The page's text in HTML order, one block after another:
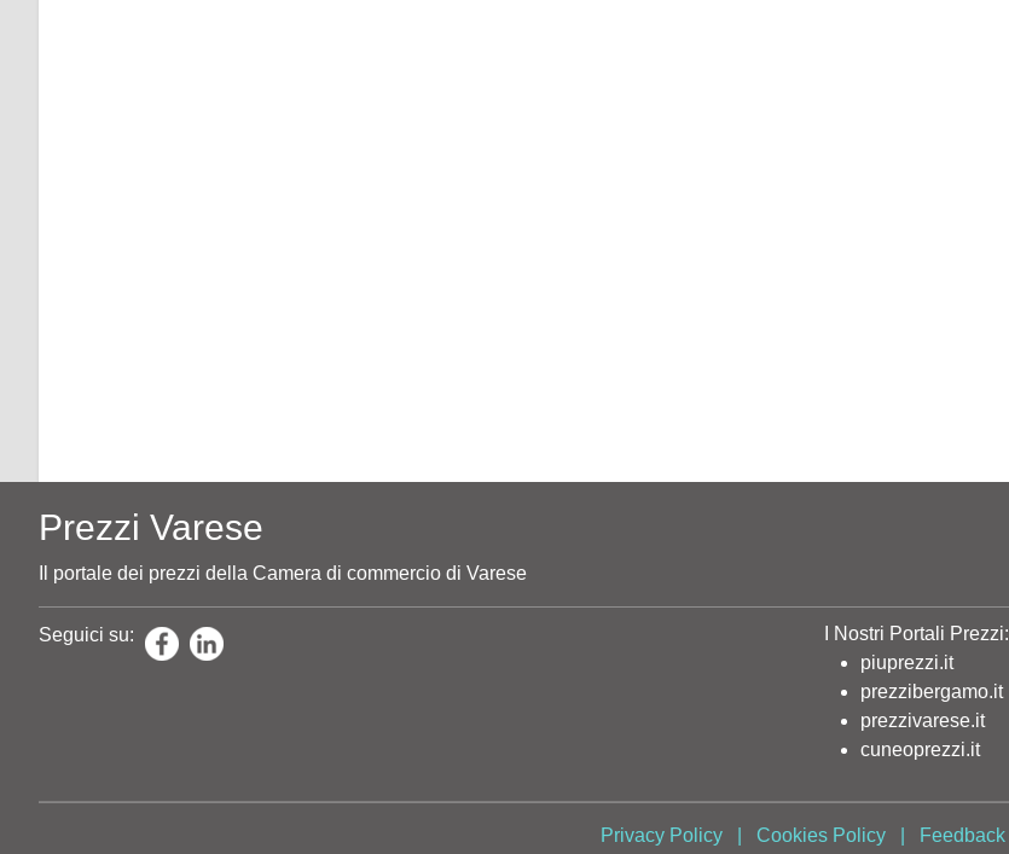
Prezzi Varese
Il portale dei prezzi della Camera di commercio di Varese
Seguici su:
I Nostri Portali Prezzi:
piuprezzi.it
prezzibergamo.it
prezzivarese.it
cuneoprezzi.it
Privacy Policy| Cookies Policy| Feedback